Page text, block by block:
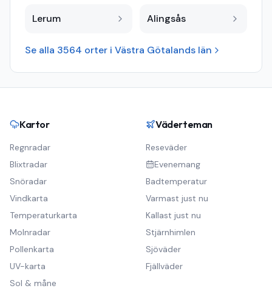
Lerum Alingsås
Se alla 3564 orter i Västra Götalands län
Kartor
Regnradar
Blixtradar
Snöradar
Vindkarta
Temperaturkarta
Molnradar
Pollenkarta
UV-karta
Sol & måne
Väderteman
Reseväder
Evenemang
Badtemperatur
Varmast just nu
Kallast just nu
Stjärnhimlen
Sjöväder
Fjällväder